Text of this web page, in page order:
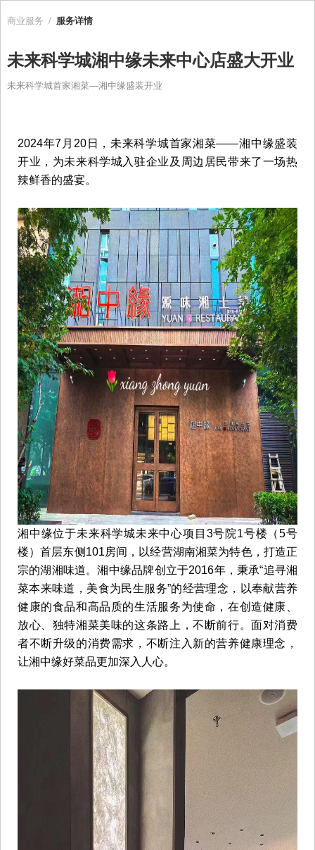
商业服务 / 服务详情
未来科学城湘中缘未来中心店盛大开业
未来科学城首家湘菜—湘中缘盛装开业
2024年7月20日，未来科学城首家湘菜——湘中缘盛装
开业，为未来科学城入驻企业及周边居民带来了一场热
辣鲜香的盛宴。
湘中缘位于未来科学城未来中心项目3号院1号楼（5号
楼）首层东侧101房间，以经营湖南湘菜为特色，打造正
宗的湖湘味道。湘中缘品牌创立于2016年，秉承“追寻湘
菜本来味道，美食为民生服务”的经营理念，以奉献营养
健康的食品和高品质的生活服务为使命，在创造健康、
放心、独特湘菜美味的这条路上，不断前行。面对消费
者不断升级的消费需求，不断注入新的营养健康理念，
让湘中缘好菜品更加深入人心。